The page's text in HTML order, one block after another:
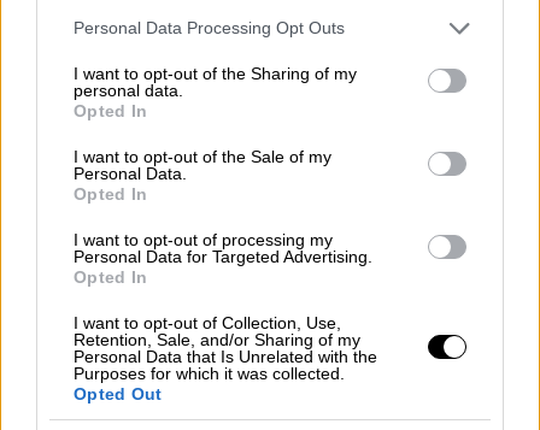
Please note that this website/app uses one or more Google
not limited to your visit or usage behaviour. You may click to
grant or deny consent to Google and its third-party tags to
use your data for below specified purposes in below Google
consent section.
Personal Data Processing Opt Outs
I want to opt-out of the Sharing of my
personal data.
Opted In
I want to opt-out of the Sale of my
Personal Data.
Opted In
I want to opt-out of processing my
Personal Data for Targeted Advertising.
Opted In
I want to opt-out of Collection, Use,
Retention, Sale, and/or Sharing of my
Personal Data that Is Unrelated with the
Purposes for which it was collected.
Opted Out
Ακυρωτικό Δικαστήριο έκρινε ότι τα
πρέπει να μην καταλάβουν τις οικοδομικές
άδειες, των οποίων η υλοποίηση
(οικοδομικές εργασίες) έχει αποδεδειγμένα
αρχίσει πριν από την παρούσα ανακοίνωση».
Διευκρινίζει επίσης ότι ο
περιορισμόςτων
αποτελεσμάτωντης αντισυνταγματικότητας
δεν καταλαμβάνει εκκρεμείς δίκες.
Σκυλακάκης: Μετά την απόφαση του
ΣτΕ, κίνητρα θα προβλεφθούν στον
υπό εξέλιξη πολεοδομικό σχεδιασμό